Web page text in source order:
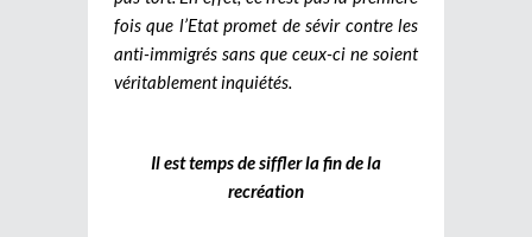
fois que l’Etat promet de sévir contre les
anti-immigrés sans que ceux-ci ne soient
véritablement inquiétés.
Il est temps de siffler la fin de la
recréation